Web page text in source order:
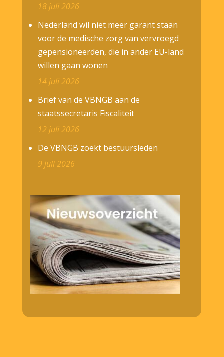
18 juli 2026
Nederland wil niet meer garant staan
voor de medische zorg van vervroegd
gepensioneerden, die in ander EU-land
willen gaan wonen
14 juli 2026
Brief van de VBNGB aan de
staatssecretaris Fiscaliteit
12 juli 2026
De VBNGB zoekt bestuursleden
9 juli 2026